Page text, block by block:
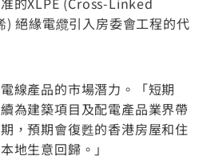
絕緣電纜引入房委會工程的代
線產品的市場潛力。「短期
為建築項目及配電產品業界帶
，預期會復甦的香港房屋和住
地生意回歸。」